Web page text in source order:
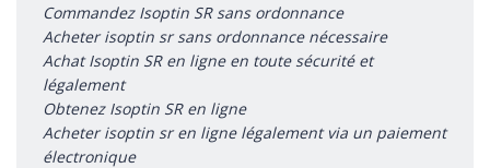
Commandez Isoptin SR sans ordonnance
Acheter isoptin sr sans ordonnance nécessaire
Achat Isoptin SR en ligne en toute sécurité et
légalement
Obtenez Isoptin SR en ligne
Acheter isoptin sr en ligne légalement via un paiement
électronique